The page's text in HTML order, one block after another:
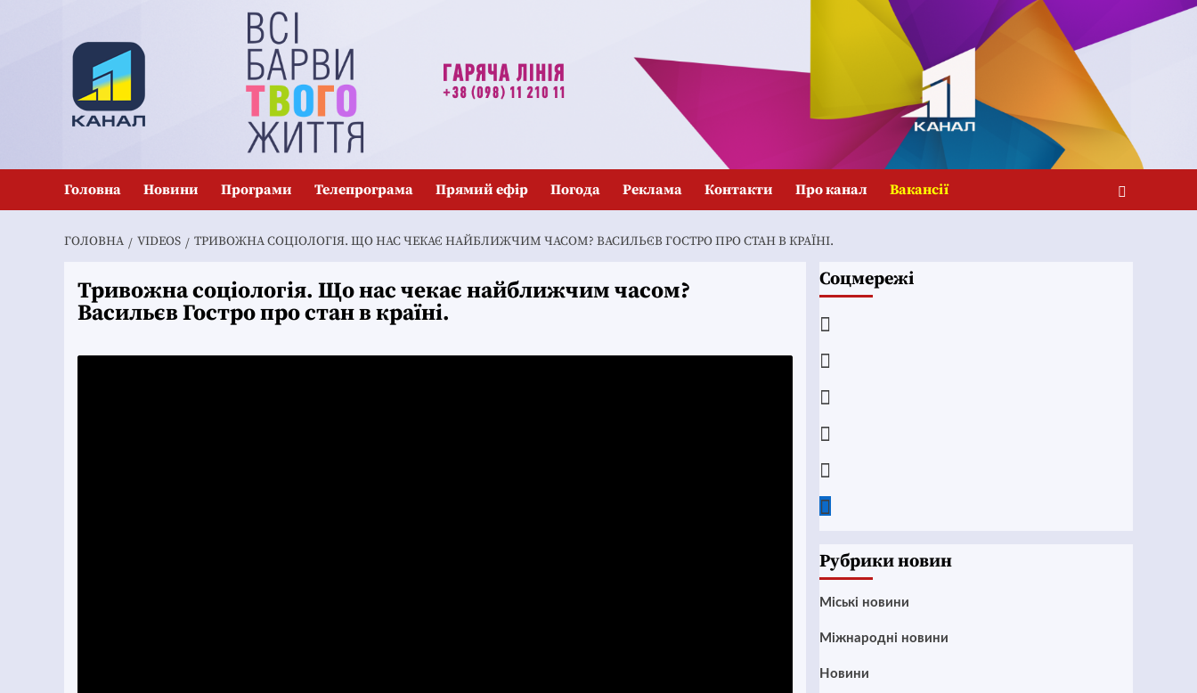
Головна Новини Програми Телепрограма Прямий ефір Погода Реклама Контакти Про канал Вакансії
ГОЛОВНА VIDEOS ТРИВОЖНА СОЦІОЛОГІЯ. ЩО НАС ЧЕКАЄ НАЙБЛИЖЧИМ ЧАСОМ? ВАСИЛЬЄВ ГОСТРО ПРО СТАН В КРАЇНІ.
Тривожна соціологія. Що нас чекає найближчим часом?
Васильєв Гостро про стан в країні.
Соцмережі
Рубрики новин
Mіські новини
Міжнародні новини
Новини